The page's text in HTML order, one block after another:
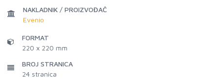
NAKLADNIK / PROIZVOĐAČ
Evenio
FORMAT
220 x 220 mm
BROJ STRANICA
24 stranica